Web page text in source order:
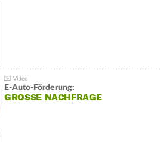
E-Auto-Förderung:
GROSSE NACHFRAGE